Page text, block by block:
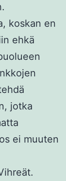
koskan en
ehkä
jotka
ei muuten